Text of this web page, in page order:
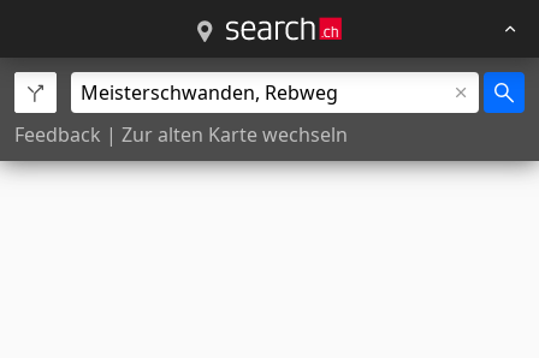
Feedback | Zur alten Karte wechseln